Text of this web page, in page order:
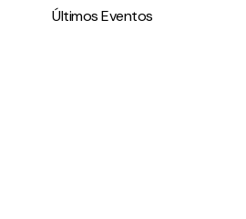
Últimos Eventos